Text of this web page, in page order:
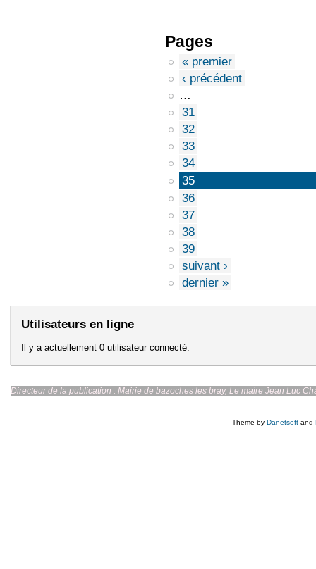
Pages
« premier
‹ précédent
…
31
32
33
34
35
36
37
38
39
suivant ›
dernier »
Utilisateurs en ligne
Il y a actuellement 0 utilisateur connecté.
Directeur de la publication : Mairie de bazoches les
Theme by Danetsoft and